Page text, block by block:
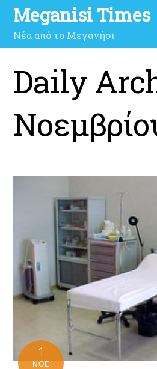
Meganisi Times
Νέα από το Μεγανήσι
Daily
1
ΝΟΈ